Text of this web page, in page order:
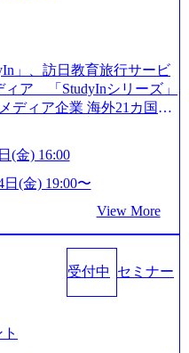
価値のある成果を提供し
場を目指し、さらに採用
ォーカスをして急成長す
ァーム【株式会社ノース
ンタビュー】 (https://my-vi
売上成長を遂げるなど、
業立案から業務改革、IT
ップで提供するコンサル
年1月時点で従業員数1,209
カスを
て、社員の人間力を強み
​- - 2018年から6年連続で
出身者など、多様な経歴
120日以上、完全週休2日
」、訪日教育旅行サービ
ィア 「StudyInシリーズ」
ディア企業 海外21カ国と
SNSマーケティング事業
人に、グローバルという
であろう 素直に心を開い
動く、謙虚な姿勢でウソ
着心をもって没頭する O
ら決めてみずから動く、
動く、まず成果物をだす
(金) 16:00
日(金) 19:00〜
View More
受付中 セミナー